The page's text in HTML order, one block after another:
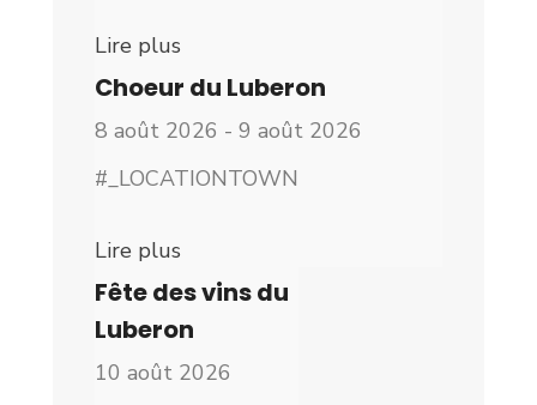
Lire plus
Choeur du Luberon
8 août 2026 - 9 août 2026
#_LOCATIONTOWN
Lire plus
Fête des vins du
Luberon
10 août 2026